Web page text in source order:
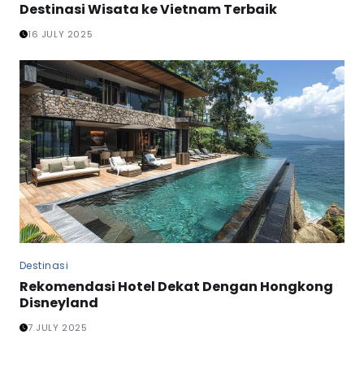
Destinasi Wisata ke Vietnam Terbaik
16 JULY 2025
Destinasi
Rekomendasi Hotel Dekat Dengan Hongkong
Disneyland
7 JULY 2025